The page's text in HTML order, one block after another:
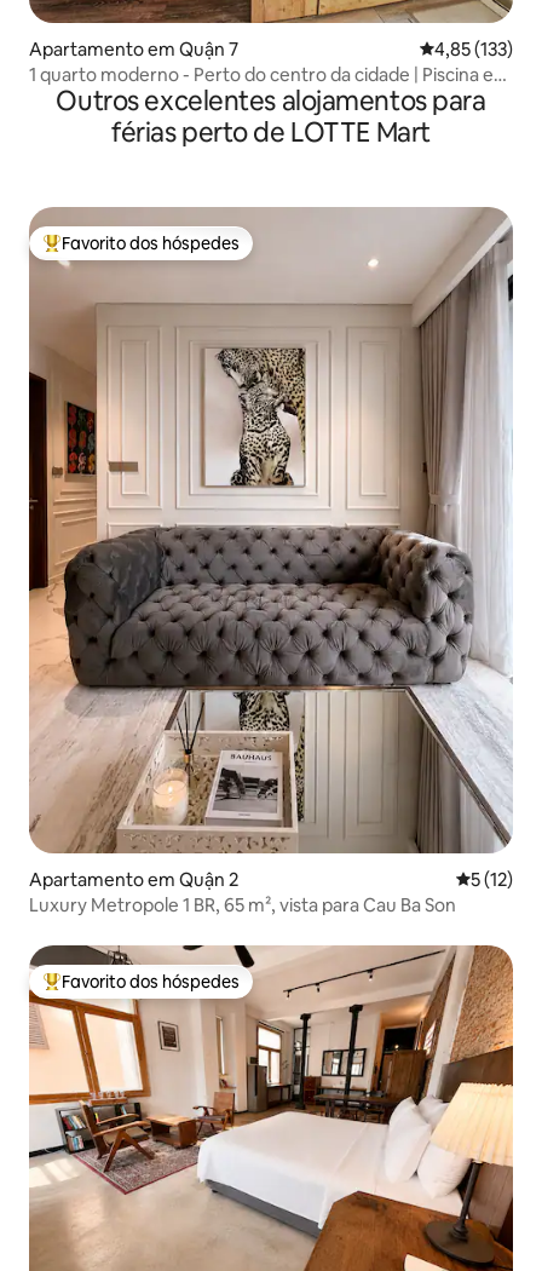
Apartamento em Quận 7 Classificação
4,85 (133)
1 quarto moderno - Perto do centro da cidade | Piscina e
ginásio gratuitos
Outros excelentes alojamentos para
férias perto de LOTTE Mart
Favoritos dos hóspedes mais apreciados
Favorito dos hóspedes
Apartamento em Quận 2
5 (12)
Luxury Metropole 1 BR, 65 m², vista para Cau Ba Son
Favoritos dos hóspedes mais apreciados
Favorito dos hóspedes